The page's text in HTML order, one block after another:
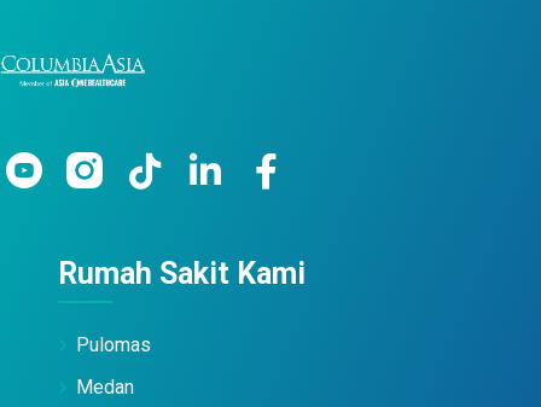
Rumah Sakit Kami
Pulomas
Medan